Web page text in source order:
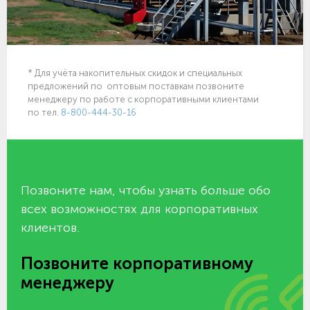
* Для учёта накопительных скидок и специальных
предложений по оптовым поставкам позвоните
менеджеру по работе с корпоративными клиентами
по тел. 8-800-444-30-16
Позвоните нам, чтобы узнать больше обо
всех возможностях для корпоративных
клиентов.
Позвоните корпоративному
менеджеру